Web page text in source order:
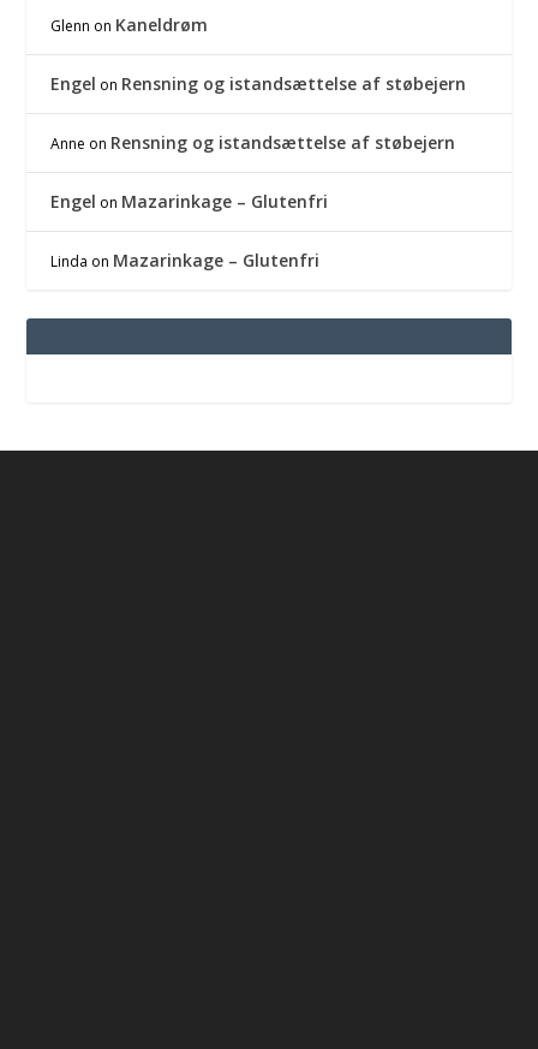
Glenn on Kaneldrøm
Engel on Rensning og istandsættelse af støbejern
Anne on Rensning og istandsættelse af støbejern
Engel on Mazarinkage – Glutenfri
Linda on Mazarinkage – Glutenfri